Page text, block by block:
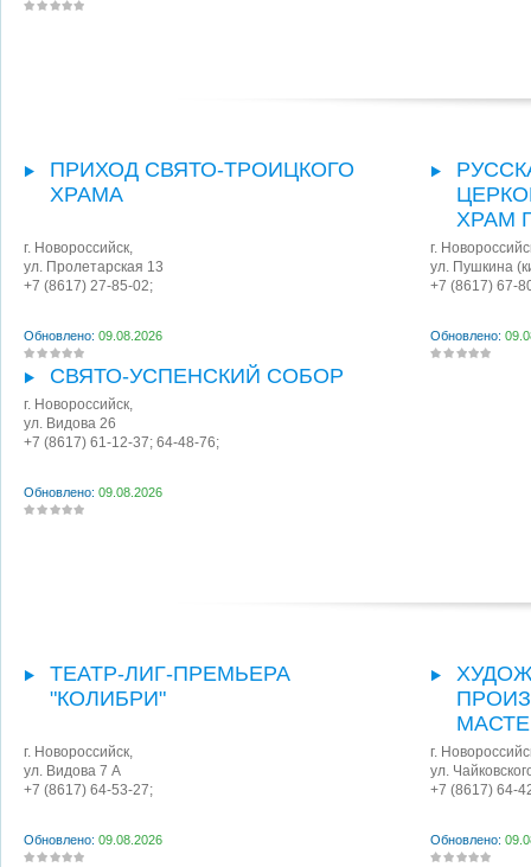
ПРИХОД СВЯТО-ТРОИЦКОГО
ХРАМА
г. Новороссийск,
ул. Пролетарская 13
+7 (8617) 27-85-02;
Обновлено: 09.08.2026
ХРАМ
г.
ул. Пушкина
+7 (8617) 67-
Обновлено:
СВЯТО-УСПЕНСКИЙ СОБОР
г. Новороссийск,
ул. Видова 26
+7 (8617) 61-12-37; 64-48-76;
Обновлено: 09.08.2026
ТЕАТР-ЛИГ-ПРЕМЬЕРА
"КОЛИБРИ"
г. Новороссийск,
ул. Видова 7 А
+7 (8617) 64-53-27;
Обновлено: 09.08.2026
г.
ул.
+7 (8617) 64-
Обновлено: